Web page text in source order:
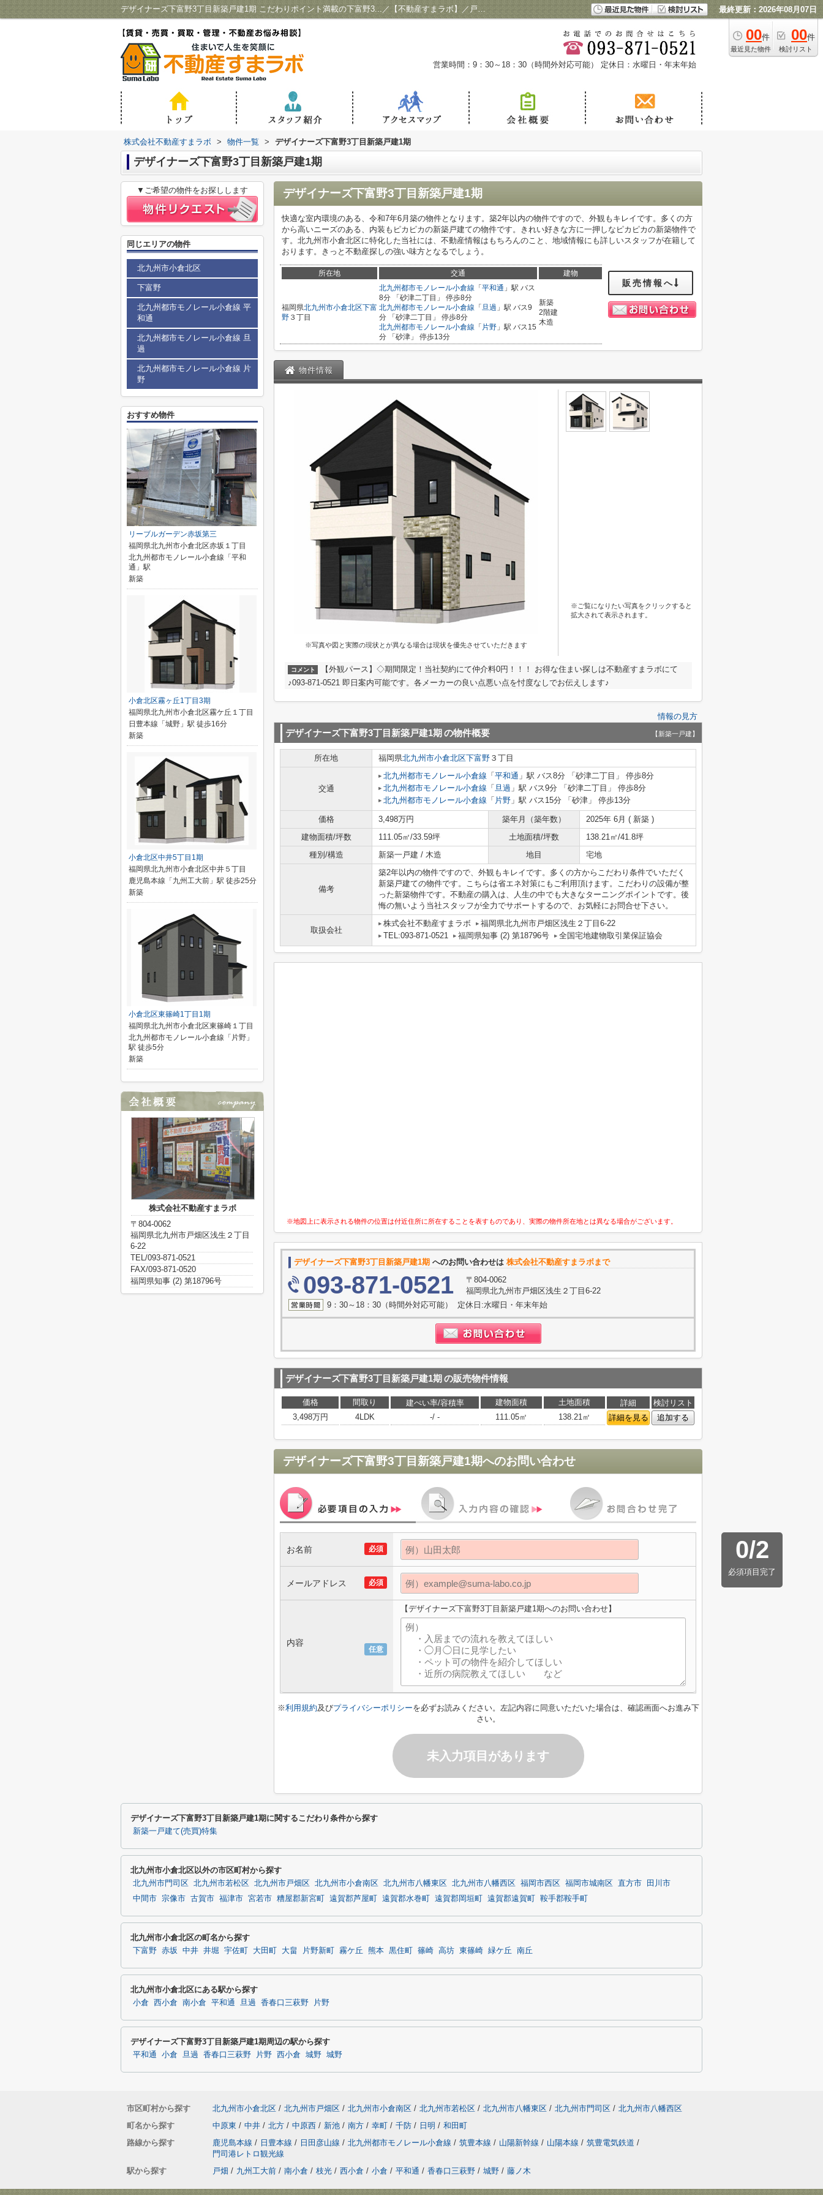
デザイナーズ下富野3丁目新築戸建1期 こだわりポイント満載の下富野3...／【不動産すまラボ】／戸畑の不動産情報 最終更新：2026年08月07日
00件
最近見た物件
00件
検討リスト
営業時間：9：30～18：30（時間外対応可能） 定休日：水曜日・年末年始
株式会社不動産すまラボ > 物件一覧 > デザイナーズ下富野3丁目新築戸建1期
デザイナーズ下富野3丁目新築戸建1期
デザイナーズ下富野3丁目新築戸建1期
快適な室内環境のある、令和7年6月築の物件となります。築2年以内の物件ですので、外観もキレイです。多くの方
から高いニーズのある、内装もピカピカの新築戸建ての物件です。きれい好きな方に一押しなピカピカの新築物件で
す。北九州市小倉北区に特化した当社には、不動産情報はもちろんのこと、地域情報にも詳しいスタッフが在籍して
おります。きっと不動産探しの強い味方となるでしょう。
所在地 交通 建物
福岡県北九州市小倉北区下富
野 ３丁目
北九州都市モノレール小倉線 「 平和通 」駅 バス
8分 「砂津二丁目」 停歩8分
北九州都市モノレール小倉線 「 旦過 」駅 バス9
分 「砂津二丁目」 停歩8分
北九州都市モノレール小倉線 「 片野 」駅 バス15
分 「砂津」 停歩13分
新築
2階建
木造
販売情報へ
物件情報
※写真や図と実際の現状とが異なる場合は現状を優先させていただきます
※ご覧になりたい写真をクリックすると
拡大されて表示されます。
コメント
【外観パース】◇期間限定！当社契約にて仲介料0円！！！ お得な住まい探しは不動産すまラボにて
♪093-871-0521 即日案内可能です。各メーカーの良い点悪い点を忖度なしでお伝えします♪
情報の見方
デザイナーズ下富野3丁目新築戸建1期 の物件概要 【新築一戸建】
所在地 福岡県北九州市小倉北区下富野 ３丁目
交通
北九州都市モノレール小倉線 「 平和通 」駅 バス8分 「砂津二丁目」 停歩8分
北九州都市モノレール小倉線 「 旦過 」駅 バス9分 「砂津二丁目」 停歩8分
北九州都市モノレール小倉線 「 片野 」駅 バス15分 「砂津」 停歩13分
価格 3,498万円 築年月（築年数）
2025年 6月 ( 新築 )
建物面積/坪数
111.05㎡/33.59坪 土地面積/坪数
138.21㎡/41.8坪
種別/構造
新築一戸建 / 木造 地目 宅地
備考
築2年以内の物件ですので、外観もキレイです。多くの方からこだわり条件でいただく
新築戸建ての物件です。こちらは省エネ対策にもご利用頂けます。こだわりの設備が整
った新築物件です。不動産の購入は、人生の中でも大きなターニングポイントです。後
悔の無いよう当社スタッフが全力でサポートするので、お気軽にお問合せ下さい。
取扱会社
株式会社不動産すまラボ
福岡県北九州市戸畑区浅生２丁目6-22
TEL:093-871-0521
福岡県知事 (2) 第18796号 全国宅地建物取引業保証協会
※地図上に表示される物件の位置は付近住所に所在することを表すものであり、実際の物件所在地とは異なる場合がございます。
デザイナーズ下富野3丁目新築戸建1期 へのお問い合わせは 株式会社不動産すまラボまで
093-871-0521
〒804-0062
福岡県北九州市戸畑区浅生２丁目6-22
9：30～18：30（時間外対応可能） 定休日:水曜日・年末年始
デザイナーズ下富野3丁目新築戸建1期 の販売物件情報
価格 間取り 建ぺい率/容積率 建物面積 土地面積 詳細
検討リスト
3,498万円
4LDK -/ - 111.05㎡ 138.21㎡ 詳細を見る 追加する
デザイナーズ下富野3丁目新築戸建1期へのお問い合わせ
0/2
必須項目完了
必須
お名前
必須
メールアドレス
任意
内容
【デザイナーズ下富野3丁目新築戸建1期へのお問い合わせ】
※利用規約及びプライバシーポリシーを必ずお読みください。左記内容に同意いただいた場合は、確認画面へお進み下
さい。
未入力項目があります
▼ご希望の物件をお探しします
同じエリアの物件
北九州市小倉北区
下富野
北九州都市モノレール小倉線 平
和通
北九州都市モノレール小倉線 旦
過
北九州都市モノレール小倉線 片
野
おすすめ物件
リーブルガーデン赤坂第三
福岡県北九州市小倉北区赤坂１丁目
北九州都市モノレール小倉線「平和
通」駅
新築
小倉北区霧ヶ丘1丁目3期
福岡県北九州市小倉北区霧ケ丘１丁目
日豊本線「城野」駅 徒歩16分
新築
小倉北区中井5丁目1期
福岡県北九州市小倉北区中井５丁目
鹿児島本線「九州工大前」駅 徒歩25分
新築
小倉北区東篠崎1丁目1期
福岡県北九州市小倉北区東篠崎１丁目
北九州都市モノレール小倉線「片野」
駅 徒歩5分
新築
株式会社不動産すまラボ
〒804-0062
福岡県北九州市戸畑区浅生２丁目
6-22
TEL/093-871-0521
FAX/093-871-0520
福岡県知事 (2) 第18796号
デザイナーズ下富野3丁目新築戸建1期に関するこだわり条件から探す
新築一戸建て(売買)特集
北九州市小倉北区以外の市区町村から探す
北九州市門司区 北九州市若松区 北九州市戸畑区 北九州市小倉南区 北九州市八幡東区 北九州市八幡西区 福岡市西区 福岡市城南区 直方市
田川市
中間市 宗像市 古賀市 福津市 宮若市 糟屋郡新宮町 遠賀郡芦屋町 遠賀郡水巻町 遠賀郡岡垣町 遠賀郡遠賀町 鞍手郡鞍手町
北九州市小倉北区の町名から探す
下富野 赤坂 中井 井堀 宇佐町 大田町 大畠 片野新町 霧ケ丘 熊本 黒住町 篠崎 高坊 東篠崎 緑ケ丘 南丘
北九州市小倉北区にある駅から探す
小倉 西小倉 南小倉 平和通 旦過 香春口三萩野 片野
デザイナーズ下富野3丁目新築戸建1期周辺の駅から探す
平和通 小倉 旦過 香春口三萩野 片野 西小倉 城野 城野
市区町村から探す 北九州市小倉北区 / 北九州市戸畑区 / 北九州市小倉南区 / 北九州市若松区 / 北九州市八幡東区 / 北九州市門司区 / 北九州市八幡西区
町名から探す
中原東 / 中井 / 北方 / 中原西 / 新池 / 南方 / 幸町 / 千防 / 日明 / 和田町
路線から探す
鹿児島本線 / 日豊本線 / 日田彦山線 / 北九州都市モノレール小倉線 / 筑豊本線 / 山陽新幹線 / 山陽本線 / 筑豊電気鉄道 /
門司港レトロ観光線
駅から探す
戸畑 / 九州工大前 / 南小倉 / 枝光 / 西小倉 / 小倉 / 平和通 / 香春口三萩野 / 城野 / 藤ノ木